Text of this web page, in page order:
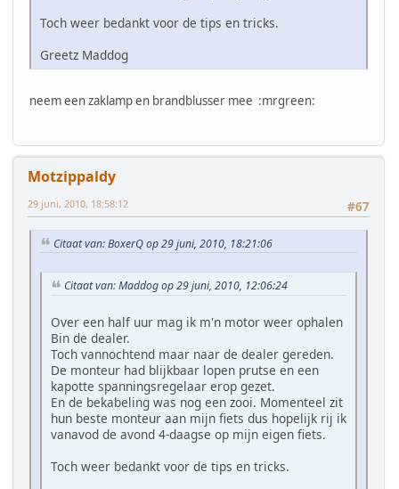
Toch weer bedankt voor de tips en tricks.
Greetz Maddog
neem een zaklamp en brandblusser mee :mrgreen:
Motzippaldy
#67
29 juni, 2010, 18:58:12
Citaat van: BoxerQ op 29 juni, 2010, 18:21:06
Citaat van: Maddog op 29 juni, 2010, 12:06:24
Over een half uur mag ik m'n motor weer ophalen
Bin de dealer.
Toch vannochtend maar naar de dealer gereden.
De monteur had blijkbaar lopen prutse en een
kapotte spanningsregelaar erop gezet.
En de bekabeling was nog een zooi. Momenteel zit
hun beste monteur aan mijn fiets dus hopelijk rij ik
vanavod de avond 4-daagse op mijn eigen fiets.
Toch weer bedankt voor de tips en tricks.